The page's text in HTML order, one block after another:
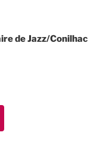
de Jazz/Conilhac